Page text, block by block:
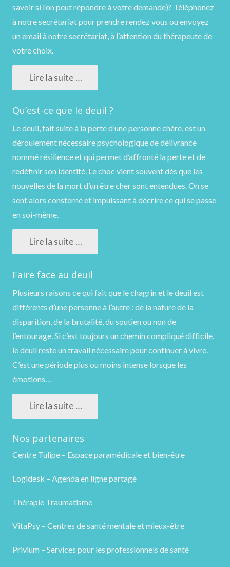
savoir si l’on peut répondre à votre demande)? Téléphonez
à notre secrétariat pour prendre rendez vous ou envoyez
un email à notre secrétariat, à l’attention du thérapeute de
votre choix.
Lire la suite …
Qu’est-ce que le deuil ?
Le deuil, fait suite à la perte d’une personne chère, est un
déroulement nécessaire psychologique de délivrance
nommé résilience et qui permet d’affronté la perte et de
redéfinir son identité. Le choc vient souvent dès que les
nouvelles de la mort d’un être cher sont entendues. On se
sent alors consterné et impuissant à décrire ce qui se passe
en soi-même.
Lire la suite …
Faire face au deuil
Plusieurs raisons ce qui fait que le chagrin et le deuil est
différents d’une personne à l’autre : de la nature de la
disparition, de la brutalité, du soutien ou non de
l’entourage. Si c’est toujours un chemin compliqué difficile,
le deuil reste un travail nécessaire pour continuer à vivre.
C’est une période plus ou moins intense lorsque les
émotions…
Lire la suite …
Nos partenaires
Centre Tulipe – Espace paramédicale et bien-être
Logidesk – Agenda en ligne partagé
Thérapie Traumatisme
VitaPsy – Centres de santé mentale et mieux-être
Privium – Services pour les professionnels de santé